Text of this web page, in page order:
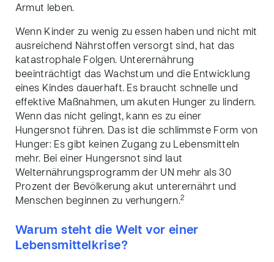
Armut leben.
Wenn Kinder zu wenig zu essen haben und nicht mit
ausreichend Nährstoffen versorgt sind, hat das
katastrophale Folgen. Unterernährung
beeinträchtigt das Wachstum und die Entwicklung
eines Kindes dauerhaft. Es braucht schnelle und
effektive Maßnahmen, um akuten Hunger zu lindern.
Wenn das nicht gelingt, kann es zu einer
Hungersnot führen. Das ist die schlimmste Form von
Hunger: Es gibt keinen Zugang zu Lebensmitteln
mehr. Bei einer Hungersnot sind laut
Welternährungsprogramm der UN mehr als 30
Prozent der Bevölkerung akut unterernährt und
Menschen beginnen zu verhungern.2
Warum steht die Welt vor einer
Lebensmittelkrise?